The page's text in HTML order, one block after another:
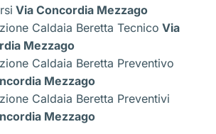
Via Concordia Mezzago
Caldaia Beretta Tecnico Via
Mezzago
Caldaia Beretta Preventivo
Mezzago
Caldaia Beretta Preventivi
Mezzago